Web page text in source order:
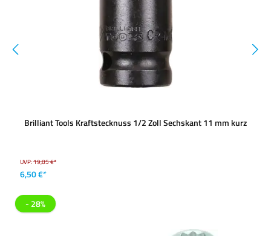
Brilliant Tools Kraftstecknuss 1/2 Zoll Sechskant 11 mm kurz
UVP:19,85 €*
6,50 €*
- 28%